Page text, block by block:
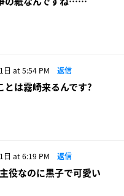
日 at 5:54 PM 返信
とは霧崎来るんです?
日 at 6:19 PM 返信
役なのに黒子で可愛い